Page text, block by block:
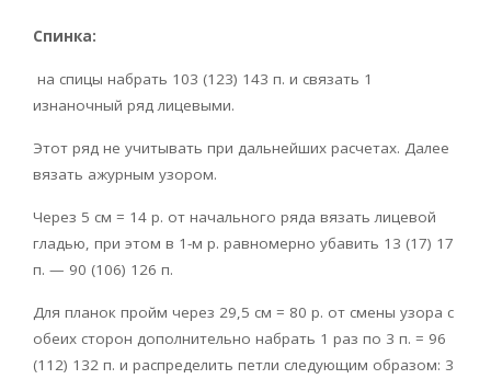
Спинка:
на спицы набрать 103 (123) 143 п. и связать 1
изнаночный ряд лицевыми.
Этот ряд не учитывать при дальнейших расчетах. Далее
вязать ажурным узором.
Через 5 см = 14 р. от начального ряда вязать лицевой
гладью, при этом в 1-м р. равномерно убавить 13 (17) 17
п. — 90 (106) 126 п.
Для планок пройм через 29,5 см = 80 р. от смены узора с
обеих сторон дополнительно набрать 1 раз по 3 п. = 96
(112) 132 п. и распределить петли следующим образом: 3